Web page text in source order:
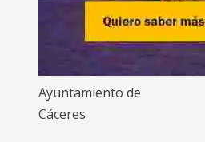
Ayuntamiento de
Cáceres